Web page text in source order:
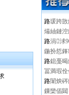
路瑗跨
熶紬鏈
路涓浗
鍦扮悊
路鎴戞
冨満瑕
路闈炴
鏁欒偛